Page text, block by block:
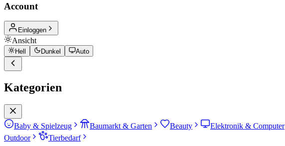
Account
Einloggen
Ansicht
Hell Dunkel Auto
Kategorien
Baby & Spielzeug Baumarkt & Garten Beauty Elektronik & Computer
Outdoor
Tierbedarf